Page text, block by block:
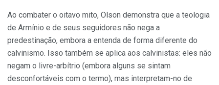
Ao combater o oitavo mito, Olson demonstra que a teologia
de Armínio e de seus seguidores não nega a
predestinação, embora a entenda de forma diferente do
calvinismo. Isso também se aplica aos calvinistas: eles não
negam o livre-arbítrio (embora alguns se sintam
desconfortáveis com o termo), mas interpretam-no de